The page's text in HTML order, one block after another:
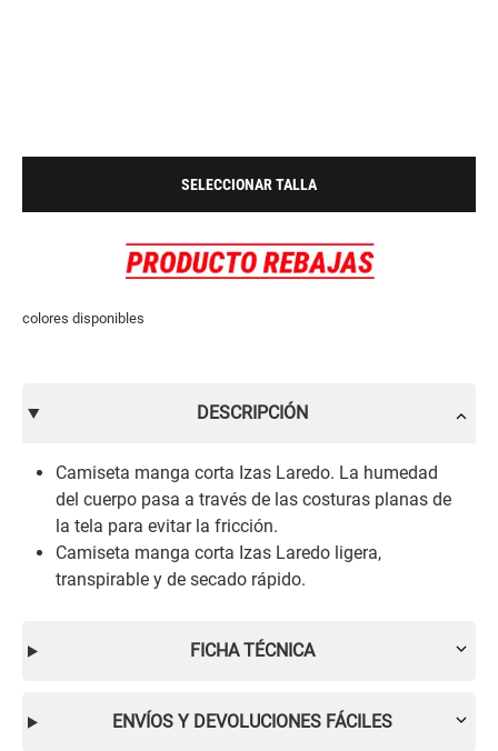
SELECCIONAR TALLA
colores disponibles
DESCRIPCIÓN
Camiseta manga corta Izas Laredo. La humedad
del cuerpo pasa a través de las costuras planas de
la tela para evitar la fricción.
Camiseta manga corta Izas Laredo ligera,
transpirable y de secado rápido.
FICHA TÉCNICA
ENVÍOS Y DEVOLUCIONES FÁCILES